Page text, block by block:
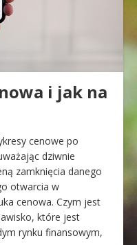
i jak na
cenowe po
dziwnie
zamknięcia danego
otwarcia w
cenowa. Czym jest
które jest
rynku finansowym,